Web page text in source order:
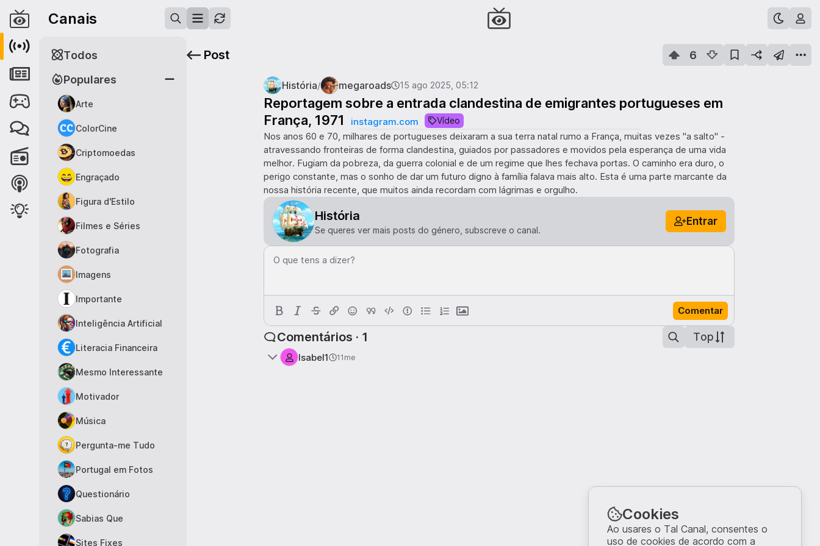
Canais
Populares
Arte
ColorCine
Criptomoedas
Engraçado
Figura d'Estilo
Filmes e Séries
Fotografia
Imagens
Importante
Inteligência Artificial
Literacia Financeira
Mesmo Interessante
Motivador
Música
Pergunta-me Tudo
Portugal em Fotos
Questionário
Sabias Que
Sites Fixes
Todos Post 6
História/ megaroads 15 ago 2025, 05:12
Reportagem sobre a entrada clandestina de emigrantes portugueses em
França, 1971
instagram.com Vídeo
Nos anos 60 e 70, milhares de portugueses deixaram a sua terra natal rumo a França, muitas vezes "a salto" -
atravessando fronteiras de forma clandestina, guiados por passadores e movidos pela esperança de uma vida
melhor. Fugiam da pobreza, da guerra colonial e de um regime que lhes fechava portas. O caminho era duro, o
perigo constante, mas o sonho de dar um futuro digno à família falava mais alto. Esta é uma parte marcante da
nossa história recente, que muitos ainda recordam com lágrimas e orgulho.
História
Se queres ver mais posts do género, subscreve o canal.
Entrar
O que tens a dizer?
Comentar
Comentários · 1 Top
Isabel1 11me
Cookies
Ao usares o Tal Canal, consentes o
uso de cookies de acordo com a